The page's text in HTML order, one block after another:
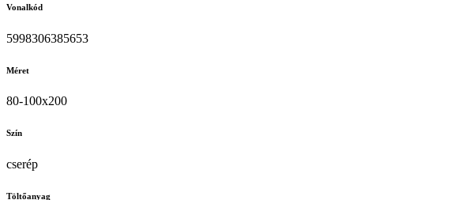
Vonalkód
5998306385653
Méret
80-100x200
Szín
cserép
Töltőanyag